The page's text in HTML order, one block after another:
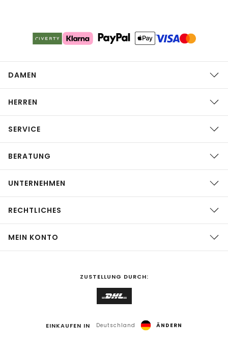
DAMEN
HERREN
SERVICE
BERATUNG
UNTERNEHMEN
RECHTLICHES
MEIN KONTO
ZUSTELLUNG DURCH:
EINKAUFEN IN Deutschland ÄNDERN